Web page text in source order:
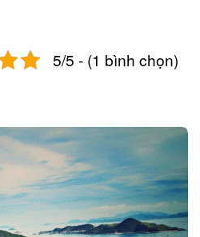
5/5 - (1 bình chọn)